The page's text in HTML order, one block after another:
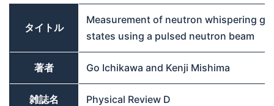
タイトル
Measurement of neutron whispering
states using a pulsed neutron beam
著者 Go Ichikawa and Kenji Mishima
雑誌名 Physical Review D